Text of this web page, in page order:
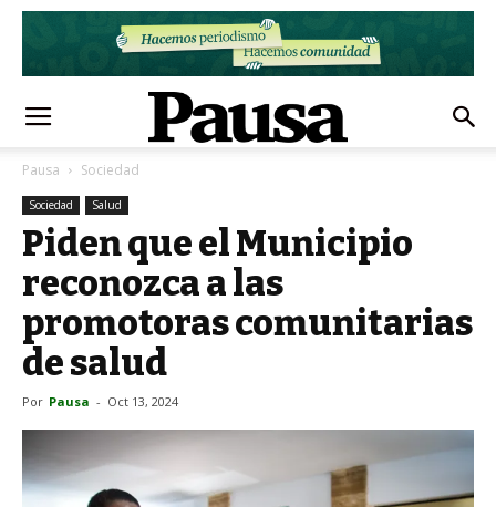
Pausa Sociedad
Sociedad Salud
Piden que el Municipio
reconozca a las
promotoras comunitarias
de salud
Por Pausa - Oct 13, 2024